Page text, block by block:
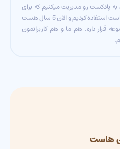
پادکست رو مدیریت میکنیم که برای
میزبانی اون از تیم خوب شتابان هاست استفاده کردیم و الان 5 سال هست
قرار داره. هم ما و هم کاربرانمون
هاست